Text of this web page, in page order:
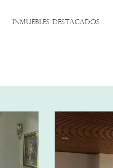
INMUEBLES DESTACADOS